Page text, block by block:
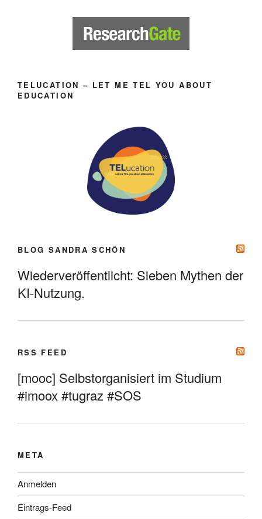
TELUCATION – LET ME TEL YOU ABOUT
EDUCATION
BLOG SANDRA SCHÖN
Wiederveröffentlicht: Sieben Mythen der
KI-Nutzung.
RSS FEED
[mooc] Selbstorganisiert im Studium
#imoox #tugraz #SOS
META
Anmelden
Eintrags-Feed